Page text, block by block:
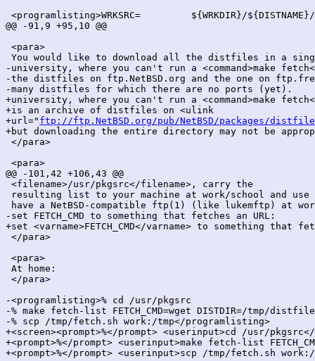
<programlisting>WRKSRC=         ${WRKDIR}/
@@ -91,9 +95,10 @@
<para>
You would like to download all the distfiles in a
-university, where you can't run a <command>make
-the distfiles on ftp.NetBSD.org and the one on
-many distfiles for which there are no ports (yet).
+university, where you can't run a <command>make fetch</
+is an archive of distfiles on <ulink
+url=" ftp://ftp.NetBSD.org/pub/NetBSD/packages/
+but downloading the entire directory may not be
</para>
<para>
@@ -101,42 +106,43 @@
<filename>/usr/pkgsrc</filename>, carry the
resulting list to your machine at work/school and
have a NetBSD-compatible ftp(1) (like lukemftp) at
-set FETCH_CMD to something that fetches an URL:
+set <varname>FETCH_CMD</varname> to something that
</para>
<para>
At home:
</para>
-<programlisting>% cd /usr/pkgsrc
-% make fetch-list FETCH_CMD=wget DISTDIR=/tmp/
-% scp /tmp/fetch.sh work:/tmp</programlisting>
+<screen><prompt>%</prompt> <userinput>cd /usr/
+<prompt>%</prompt> <userinput>make fetch-list
+<prompt>%</prompt> <userinput>scp /tmp/fetch.sh